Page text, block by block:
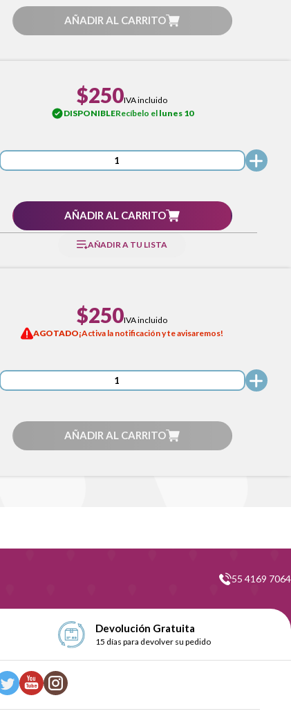
AÑADIR AL CARRITO
$250IVA incluido
DISPONIBLERecíbelo el lunes 10
AÑADIR AL CARRITO
AÑADIR A TU LISTA
$250IVA incluido
AGOTADO¡Activa la notificación y te avisaremos!
AÑADIR AL CARRITO
55 4169 7064
Devolución Gratuita
15 días para devolver su pedido